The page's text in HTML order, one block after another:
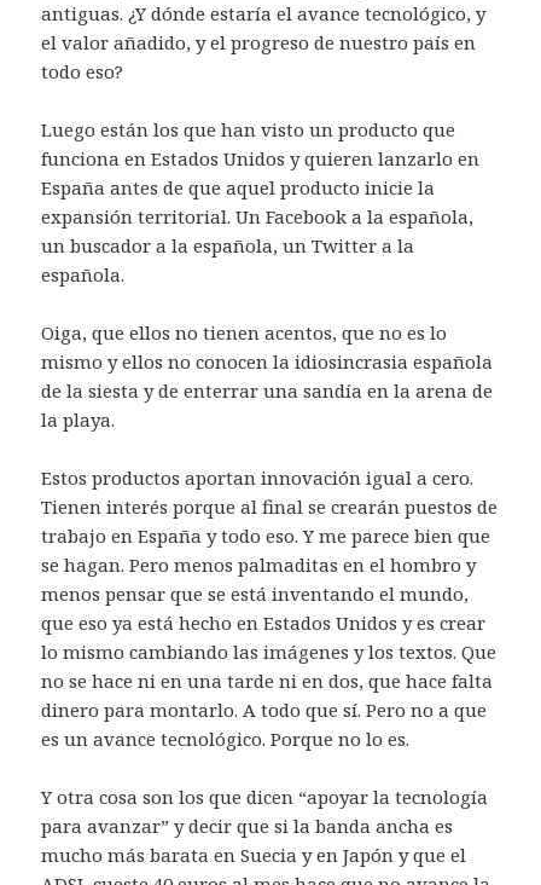
antiguas. ¿Y dónde estaría el avance tecnológico, y
el valor añadido, y el progreso de nuestro país en
todo eso?
Luego están los que han visto un producto que
funciona en Estados Unidos y quieren lanzarlo en
España antes de que aquel producto inicie la
expansión territorial. Un Facebook a la española,
un buscador a la española, un Twitter a la
española.
Oiga, que ellos no tienen acentos, que no es lo
mismo y ellos no conocen la idiosincrasia española
de la siesta y de enterrar una sandía en la arena de
la playa.
Estos productos aportan innovación igual a cero.
Tienen interés porque al final se crearán puestos de
trabajo en España y todo eso. Y me parece bien que
se hagan. Pero menos palmaditas en el hombro y
menos pensar que se está inventando el mundo,
que eso ya está hecho en Estados Unidos y es crear
lo mismo cambiando las imágenes y los textos. Que
no se hace ni en una tarde ni en dos, que hace falta
dinero para montarlo. A todo que sí. Pero no a que
es un avance tecnológico. Porque no lo es.
Y otra cosa son los que dicen “apoyar la tecnología
para avanzar” y decir que si la banda ancha es
mucho más barata en Suecia y en Japón y que el